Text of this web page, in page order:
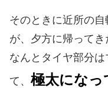
そのときに近所の
が、夕方に帰ってき
なんとタイヤ部分
て、 極太になっ